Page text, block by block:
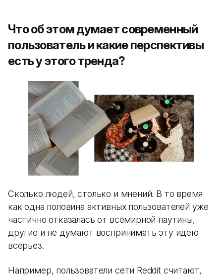
Что об этом думает современный
пользователь и какие перспективы
есть у этого тренда?
Сколько людей, столько и мнений. В то время
как одна половина активных пользователей уже
частично отказалась от всемирной паутины,
другие и не думают воспринимать эту идею
всерьез.
Например, пользователи сети Reddit считают,